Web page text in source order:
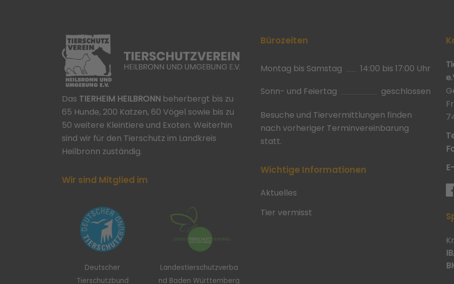
Das TIERHEIM HEILBRONN beherbergt bis zu
65 Hunde, 200 Katzen, 60 Vögel sowie bis zu
50 weitere Kleintiere und Exoten. Weiterhin
sind wir für den Tierschutz im Landkreis
Heilbronn zuständig.
Wir sind Mitglied im
Deutscher
Tierschutzbund
Landestierschutzverba
nd Baden Württemberg
Bürozeiten
Montag bis Samstag
14:00 bis 17:00 Uhr
Sonn- und Feiertag
geschlossen
Besuche und Tiervermittlungen finden
nach vorheriger Terminvereinbarung
statt.
Wichtige Informationen
Aktuelles
Tier vermisst